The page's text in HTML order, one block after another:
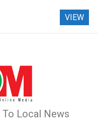
To Local News
VIEW